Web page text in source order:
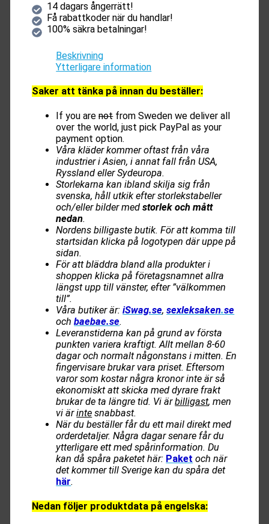
14 dagars ångerrätt!
Få rabattkoder när du handlar!
100% säkra betalningar!
Beskrivning
Ytterligare information
Saker att tänka på innan du beställer:
If you arenotfrom Sweden we deliver all
over the world, just pick PayPal as your
payment option.
Våra kläder kommer oftast från våra
industrier i Asien, i annat fall från USA,
Ryssland eller Sydeuropa.
Storlekarna kan ibland skilja sig från
svenska, håll utkik efter storlekstabeller
och/eller bilder medstorlek och mått
nedan.
Nordens billigaste butik. För att komma till
startsidan klicka på logotypen där uppe på
sidan.
För att bläddra bland alla produkter i
shoppen klicka på företagsnamnet allra
längst upp till vänster, efter ”välkommen
till”.
Våra butiker är:iSwag.se,sexleksaken.se
ochbaebae.se.
Leveranstiderna kan på grund av första
punkten variera kraftigt. Allt mellan 8-60
dagar och normalt någonstans i mitten. En
fingervisare brukar vara priset. Eftersom
varor som kostar några kronor inte är så
ekonomiskt att skicka med dyrare frakt
brukar de ta längre tid. Vi ärbilligast, men
vi ärinte snabbast.
När du beställer får du ett mail direkt med
orderdetaljer. Några dagar senare får du
ytterligare ett med spårinformation. Du
kan då spåra paketet här: Paket och när
det kommer till Sverige kan du spåra det
här.
Nedan följer produktdata på engelska: